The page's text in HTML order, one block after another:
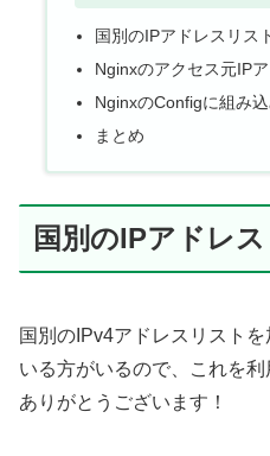
国別のIPアドレスリス
Nginxのアクセス元IP
NginxのConfigに組み
まとめ
国別のIPアドレ
国別のIPv4アドレスリスト
いる方がいるので、これを利
ありがとうございます！